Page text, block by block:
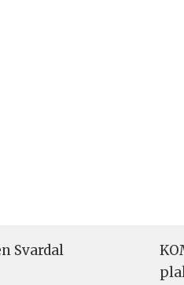
Svardal